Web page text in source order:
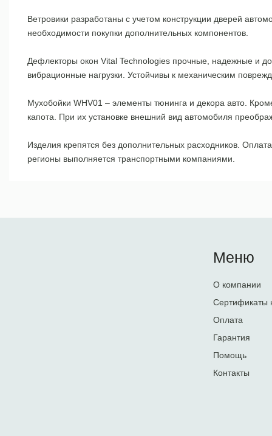
Ветровики разработаны с учетом конструкции дверей
необходимости покупки дополнительных компонентов.
Дефлекторы окон Vital Technologies прочные, надежные и
вибрационные нагрузки. Устойчивы к механическим
Мухобойки WHV01 – элементы тюнинга и декора авто.
капота. При их установке внешний вид автомобиля
Изделия крепятся без дополнительных расходников.
регионы выполняется транспортными компаниями.
Меню
О компании
Сертификаты
Оплата
Гарантия
Помощь
Контакты